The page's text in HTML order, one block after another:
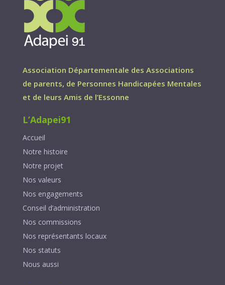
Association Départementale des Associations
de parents, de Personnes Handicapées Mentales
et de leurs Amis de l’Essonne
L’Adapei91
Accueil
Notre histoire
Notre projet
Nos valeurs
Nos engagements
Conseil d’administration
Nos commissions
Nos représentants locaux
Nos statuts
Nous aussi